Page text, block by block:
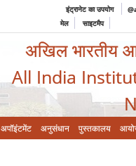
इंट्रानेट का उपयोग
मेल
साइटमैप
अखिल भारतीय
All India
अपॉइंटमेंट अनुसंधान पुस्तकालय